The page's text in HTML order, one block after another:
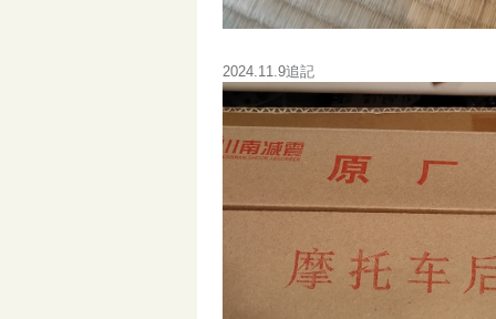
2024.11.9追記